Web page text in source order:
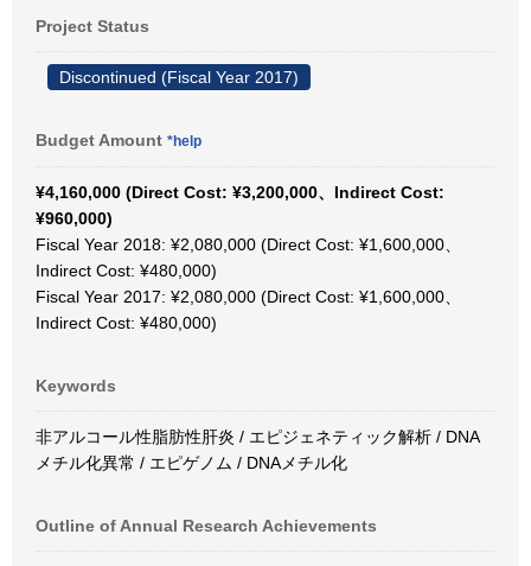
Project Status
Discontinued (Fiscal Year 2017)
Budget Amount *help
¥4,160,000 (Direct Cost: ¥3,200,000、Indirect Cost:
¥960,000)
Fiscal Year 2018: ¥2,080,000 (Direct Cost: ¥1,600,000、
Indirect Cost: ¥480,000)
Fiscal Year 2017: ¥2,080,000 (Direct Cost: ¥1,600,000、
Indirect Cost: ¥480,000)
Keywords
非アルコール性脂肪性肝炎 / エピジェネティック解析 / DNA
メチル化異常 / エピゲノム / DNAメチル化
Outline of Annual Research Achievements